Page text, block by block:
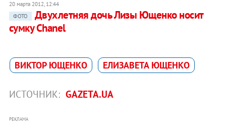
20 марта 2012, 12:44
ФОТО
Двухлетняя дочь Лизы Ющенко носит
сумку Chanel
ВИКТОР ЮЩЕНКО ЕЛИЗАВЕТА ЮЩЕНКО
ИСТОЧНИК: GAZETA.UA
РЕКЛАМА